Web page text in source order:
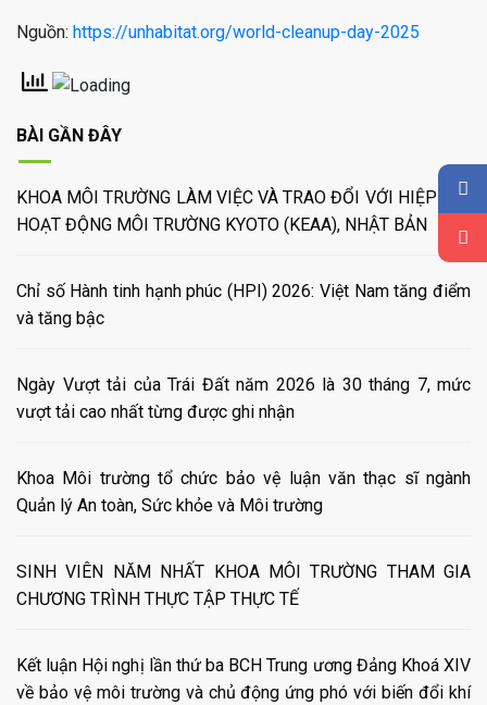
Nguồn: https://unhabitat.org/world-cleanup-day-2025
BÀI GẦN ĐÂY
KHOA MÔI TRƯỜNG LÀM VIỆC VÀ TRAO ĐỔI VỚI HIỆP HỘI
HOẠT ĐỘNG MÔI TRƯỜNG KYOTO (KEAA), NHẬT BẢN
Chỉ số Hành tinh hạnh phúc (HPI) 2026: Việt Nam tăng điểm
và tăng bậc
Ngày Vượt tải của Trái Đất năm 2026 là 30 tháng 7, mức
vượt tải cao nhất từng được ghi nhận
Khoa Môi trường tổ chức bảo vệ luận văn thạc sĩ ngành
Quản lý An toàn, Sức khỏe và Môi trường
SINH VIÊN NĂM NHẤT KHOA MÔI TRƯỜNG THAM GIA
CHƯƠNG TRÌNH THỰC TẬP THỰC TẾ
Kết luận Hội nghị lần thứ ba BCH Trung ương Đảng Khoá XIV
về bảo vệ môi trường và chủ động ứng phó với biến đổi khí